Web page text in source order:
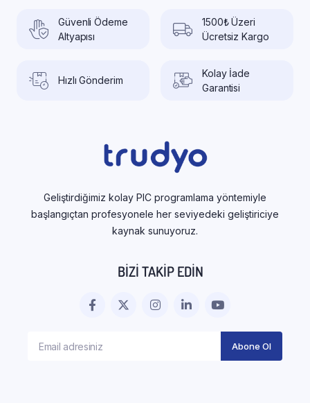
Güvenli Ödeme
Altyapısı
1500₺ Üzeri
Ücretsiz Kargo
Hızlı Gönderim
Kolay İade
Garantisi
Geliştirdiğimiz kolay PIC programlama yöntemiyle
başlangıçtan profesyonele her seviyedeki geliştiriciye
kaynak sunuyoruz.
BIZI TAKIP EDIN